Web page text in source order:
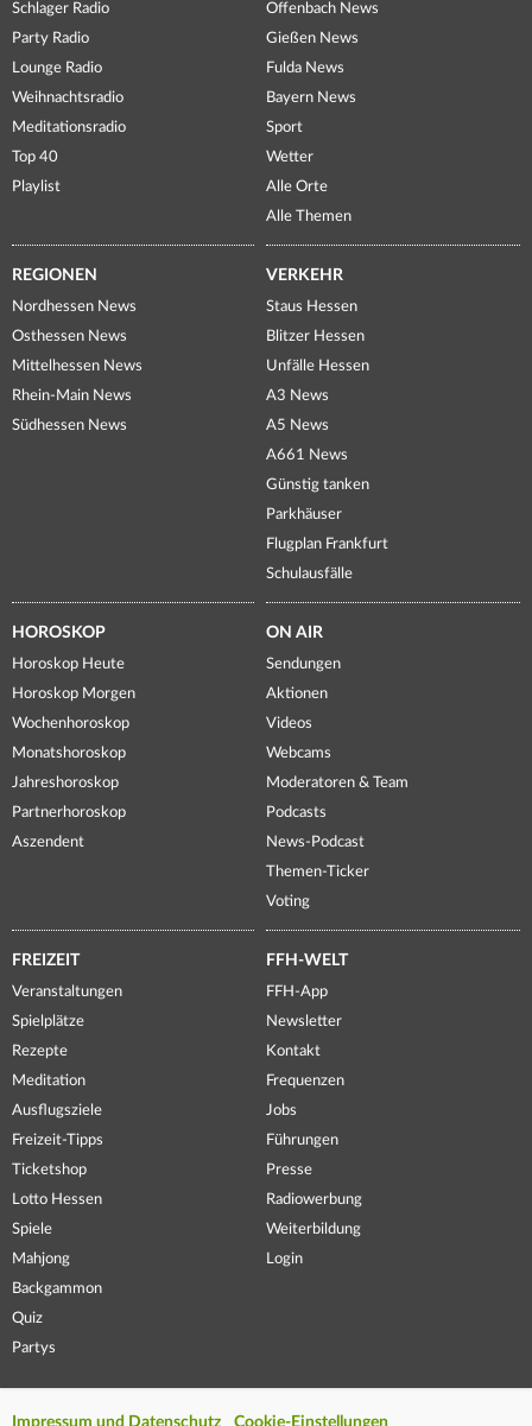
Schlager Radio
Party Radio
Lounge Radio
Weihnachtsradio
Meditationsradio
Top 40
Playlist
Offenbach News
Gießen News
Fulda News
Bayern News
Sport
Wetter
Alle Orte
Alle Themen
REGIONEN
Nordhessen News
Osthessen News
Mittelhessen News
Rhein-Main News
Südhessen News
VERKEHR
Staus Hessen
Blitzer Hessen
Unfälle Hessen
A3 News
A5 News
A661 News
Günstig tanken
Parkhäuser
Flugplan Frankfurt
Schulausfälle
HOROSKOP
Horoskop Heute
Horoskop Morgen
Wochenhoroskop
Monatshoroskop
Jahreshoroskop
Partnerhoroskop
Aszendent
ON AIR
Sendungen
Aktionen
Videos
Webcams
Moderatoren & Team
Podcasts
News-Podcast
Themen-Ticker
Voting
FREIZEIT
Veranstaltungen
Spielplätze
Rezepte
Meditation
Ausflugsziele
Freizeit-Tipps
Ticketshop
Lotto Hessen
Spiele
Mahjong
Backgammon
Quiz
Partys
FFH-WELT
FFH-App
Newsletter
Kontakt
Frequenzen
Jobs
Führungen
Presse
Radiowerbung
Weiterbildung
Login
Impressum und Datenschutz Cookie-Einstellungen